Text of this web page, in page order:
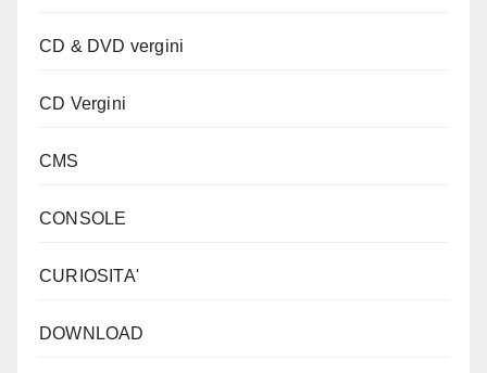
CD & DVD vergini
CD Vergini
CMS
CONSOLE
CURIOSITA'
DOWNLOAD